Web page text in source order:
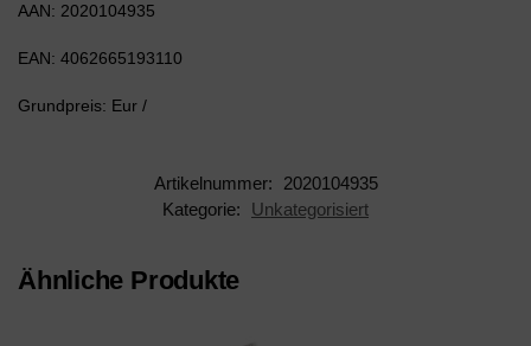
AAN: 2020104935
EAN: 4062665193110
Grundpreis: Eur /
Artikelnummer:
2020104935
Kategorie:
Unkategorisiert
Ähnliche Produkte